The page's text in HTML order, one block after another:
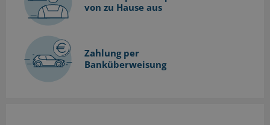
von zu Hause aus
Zahlung per
Banküberweisung